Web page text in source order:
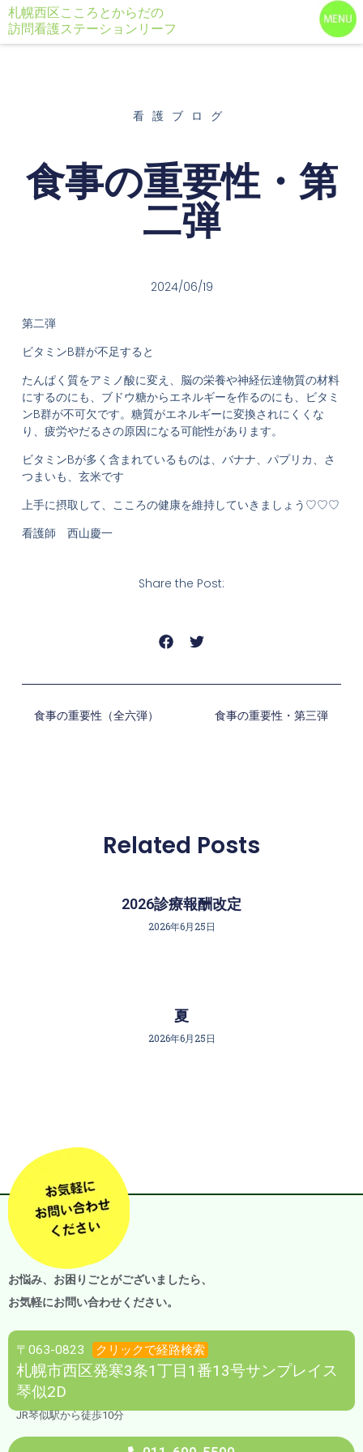
札幌西区こころとからだの
訪問看護ステーションリーフ
看護ブログ
食事の重要性・第
二弾
2024/06/19
第二弾
ビタミンB群が不足すると
たんぱく質をアミノ酸に変え、脳の栄養や神経伝達物質の材料
にするのにも、ブドウ糖からエネルギーを作るのにも、ビタミ
ンB群が不可欠です。糖質がエネルギーに変換されにくくな
り、疲労やだるさの原因になる可能性があります。
ビタミンBが多く含まれているものは、バナナ、パプリカ、さ
つまいも、玄米です
上手に摂取して、こころの健康を維持していきましょう♡♡♡
看護師 西山慶一
Share the Post:
食事の重要性（全六弾） 食事の重要性・第三弾
Related Posts
2026診療報酬改定
2026年6月25日
夏
2026年6月25日
お悩み、お困りごとがございましたら、
お気軽にお問い合わせください。
〒063-0823 クリックで経路検索
札幌市西区発寒3条1丁目1番13号サンプレイス
琴似2D
JR琴似駅から徒歩10分